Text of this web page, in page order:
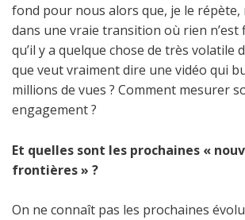
fond pour nous alors que, je le répète,
dans une vraie transition où rien n’est
qu’il y a quelque chose de très volatile
que veut vraiment dire une vidéo qui
millions de vues ? Comment mesurer
engagement ?
Et quelles sont les prochaines «
frontières » ?
On ne connaît pas les prochaines